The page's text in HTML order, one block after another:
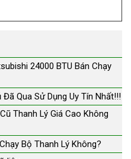
24000 BTU Bán Chạy
Qua Sử Dụng Uy Tín Nhất!!!
Thanh Lý Giá Cao Không
Bộ Thanh Lý Không?